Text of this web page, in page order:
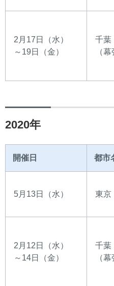
2月17日（水）
～19日（金）
千葉
（幕
2020年
開催日 都市
5月13日（水） 東京
2月12日（水）
～14日（金）
千葉
（幕